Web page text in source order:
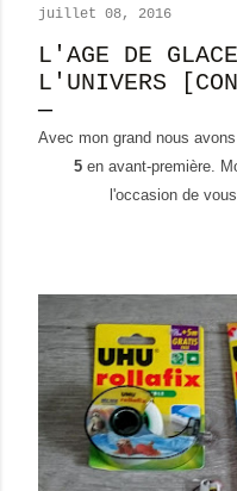
juillet 08, 2016
L'AGE DE
L'UNIVERS
Avec mon grand nous
5 en avant-première.
l'occasion de